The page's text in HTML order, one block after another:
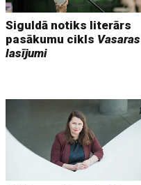
Siguldā notiks literārs
pasākumu cikls Vasaras
lasījumi